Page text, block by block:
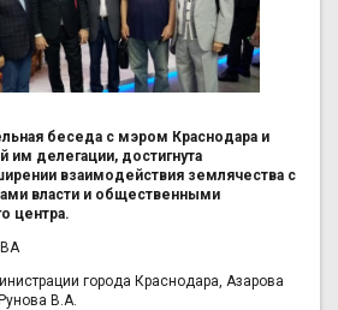
беседа с мэром Краснодара и
им делегации, достигнута
взаимодействия землячества с
власти и общественными
центра.
города Краснодара, Азарова
В.А.